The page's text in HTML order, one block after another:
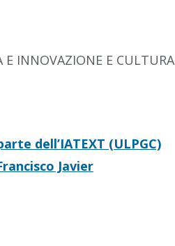
E INNOVAZIONE E CULTURA
dell’IATEXT (ULPGC)
Javier